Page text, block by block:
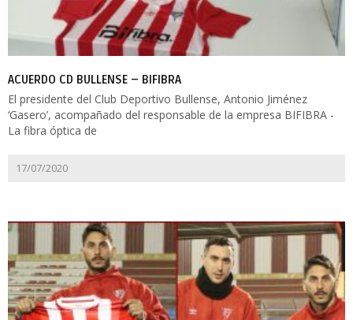
ACUERDO CD BULLENSE – BIFIBRA
El presidente del Club Deportivo Bullense, Antonio Jiménez
‘Gasero’, acompañado del responsable de la empresa BIFIBRA -
La fibra óptica de
17/07/2020